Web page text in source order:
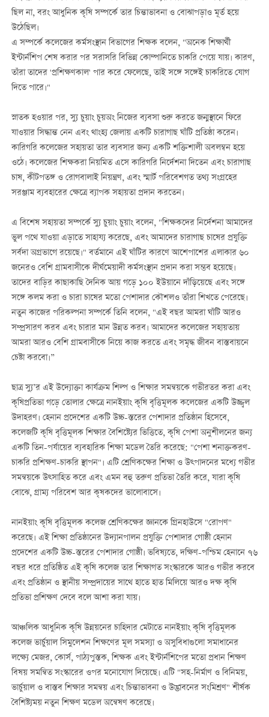
ছিল না, বরং আধুনিক কৃষি সম্পর্কে তার চিন্তাভাবনা ও বোঝাপড়াও মূর্ত হয়ে
উঠেছিল।
এ সম্পর্কে কলেজের কর্মসংস্থান বিভাগের শিক্ষক বলেন, "অনেক শিক্ষার্থী
ইন্টার্নশিপ শেষ করার পর সরাসরি বিভিন্ন কোম্পানিতে চাকরি পেয়ে যায়। কারণ,
তাঁরা তাদের 'প্রশিক্ষণকাল' পার করে ফেলেছে, তাই সঙ্গে সঙ্গেই চাকরিতে যোগ
দিতে পারে।"
স্নাতক হওয়ার পর, স্যু চুয়াং চুয়অং নিজের ব্যবসা শুরু করতে জন্মস্থানে ফিরে
যাওয়ার সিদ্ধান্ত নেন এবং থাংহ্য জেলায় একটি চারাগাছ ঘাঁটি প্রতিষ্ঠা করেন।
কারিগরি কলেজের সহায়তা তার ব্যবসার জন্য একটি শক্তিশালী অবলম্বন হয়ে
ওঠে। কলেজের শিক্ষকরা নিয়মিত এসে কারিগরি নির্দেশনা দিতেন এবং চারাগাছ
চাষ, কীটপতঙ্গ ও রোগবালাই নিয়ন্ত্রণ, এবং স্মার্ট পরিবেশগত তথ্য সংগ্রহের
সরঞ্জাম ব্যবহারের ক্ষেত্রে ব্যাপক সহায়তা প্রদান করতেন।
এ বিশেষ সহায়তা সম্পর্কে স্যু চুয়াং চুয়াং বলেন, "শিক্ষকদের নির্দেশনা আমাদের
ভুল পথে যাওয়া এড়াতে সাহায্য করেছে, এবং আমাদের চারাগাছ চাষের প্রযুক্তি
সর্বদা অগ্রভাগে রয়েছে।" বর্তমানে এই ঘাঁটির কারণে আশেপাশের এলাকার ৬০
জনেরও বেশি গ্রামবাসীকে দীর্ঘমেয়াদী কর্মসংস্থান প্রদান করা সম্ভব হয়েছে।
তাদের বাড়ির কাছাকাছি দৈনিক আয় গড়ে ১০০ ইউয়ানে দাঁড়িয়েছে এবং সঙ্গে
সঙ্গে কলম করা ও চারা চাষের মতো পেশাদার কৌশলও তাঁরা শিখতে পেরেছে।
নতুন কাজের পরিকল্পনা সম্পর্কে তিনি বলেন, "এই বছর আমরা ঘাঁটি আরও
সম্প্রসারণ করব এবং চারার মান উন্নত করব। আমাদের কলেজের সহায়তায়
আমরা আরও বেশি গ্রামবাসীকে নিয়ে কাজ করতে এবং সমৃদ্ধ জীবন বাস্তবায়নে
চেষ্টা করবো।”
ছাত্র স্যু’র এই উদ্যোক্তা কার্যক্রম শিল্প ও শিক্ষার সমন্বয়কে গভীরতর করা এবং
কৃষিপ্রতিভা গড়ে তোলার ক্ষেত্রে নানইয়াং কৃষি বৃত্তিমূলক কলেজের একটি উজ্জ্বল
উদাহরণ। হেনান প্রদেশের একটি উচ্চ-স্তরের পেশাদার প্রতিষ্ঠান হিসেবে,
কলেজটি কৃষি বৃত্তিমূলক শিক্ষার বৈশিষ্ট্যের ভিত্তিতে, কৃষি পেশা অনুশীলনের জন্য
একটি তিন-পর্যায়ের ব্যবহারিক শিক্ষা মডেল তৈরি করেছে: "পেশা শনাক্তকরণ-
চাকরি প্রশিক্ষণ-চাকরি স্থাপন"। এটি শ্রেণিকক্ষের শিক্ষা ও উত্পাদনের মধ্যে গভীর
সমন্বয়কে উত্সাহিত করে এবং এমন বহু তরুণ প্রতিভা তৈরি করে, যারা কৃষি
বোঝে, গ্রাম্য পরিবেশ আর কৃষকদের ভালোবাসে।
নানইয়াং কৃষি বৃত্তিমূলক কলেজ শ্রেণিকক্ষের জ্ঞানকে গ্রিনহাউসে "রোপণ"
করেছে। এই শিক্ষা প্রতিষ্ঠানের উদ্যানপালন প্রযুক্তি পেশাদার গোষ্ঠী হেনান
প্রদেশের একটি উচ্চ-স্তরের পেশাদার গোষ্ঠী। ভবিষ্যতে, দক্ষিণ-পশ্চিম হেনানে ৭৬
বছর ধরে প্রতিষ্ঠিত এই কৃষি কলেজ তার শিক্ষাগত সংস্কারকে আরও গভীর করবে
এবং প্রতিষ্ঠান ও স্থানীয় সম্প্রদায়ের সাথে হাতে হাত মিলিয়ে আরও দক্ষ কৃষি
প্রতিভা প্রশিক্ষণ দেবে বলে আশা করা যায়।
আঞ্চলিক আধুনিক কৃষি উন্নয়নের চাহিদার মেটাতে নানইয়াং কৃষি বৃত্তিমূলক
কলেজ ভার্চুয়াল সিমুলেশন শিক্ষণের মূল সমস্যা ও অসুবিধাগুলো সমাধানের
লক্ষ্যে মেজর, কোর্স, পাঠ্যপুস্তক, শিক্ষক এবং ইন্টার্নশিপের মতো প্রধান শিক্ষণ
বিষয় সমন্বিত সংস্কারের ওপর মনোযোগ দিয়েছে। এটি "সহ-নির্মাণ ও বিনিময়,
ভার্চুয়াল ও বাস্তব শিক্ষার সমন্বয় এবং চিন্তাভাবনা ও উদ্ভাবনের সংমিশ্রণ" শীর্ষক
বৈশিষ্ট্যময় নতুন শিক্ষণ মডেল অন্বেষণ করেছে।